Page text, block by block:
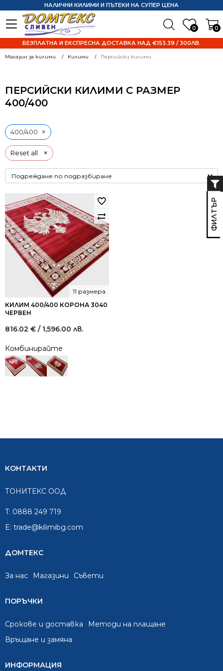
0 0
НАЛИЧНИ КИЛИМИ И ПЪТЕКИ НА СУПЕР ЦЕНА
БЕЗПЛАТНА И ЕКСПРЕСНА ДОСТАВКА НАД €153.39 / 300ЛВ.
Магазин за килими Килими Персийски килими
ПЕРСИЙСКИ КИЛИМИ С РАЗМЕР
400/400
Reset all ×
400/400 ×
КИЛИМ 400/400 КОРОНА 3040
ЧЕРВЕН
11 размера
816.02 € / 1,596.00 лв.
Комбинирайте
КОНТАКТИ
ТОНИТЕКС ООД
T: 0888 249 719
E: trade@kilimibg.com
ДОМТЕКС
За нас Mагазини Съвети
ПОРЪЧКИ
Срокове и доставка
Методи на плащане
Връщане и замяна
ИНФОРМАЦИЯ